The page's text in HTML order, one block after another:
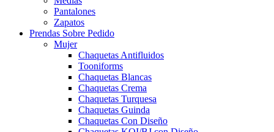
Pantalones
Zapatos
Prendas Sobre Pedido
Mujer
Chaquetas Antifluidos
Tooniforms
Chaquetas Blancas
Chaquetas Crema
Chaquetas Turquesa
Chaquetas Guinda
Chaquetas Con Diseño